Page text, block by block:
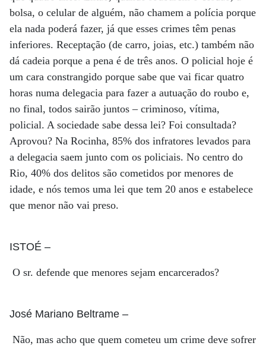
bolsa, o celular de alguém, não chamem a polícia porque
ela nada poderá fazer, já que esses crimes têm penas
inferiores. Receptação (de carro, joias, etc.) também não
dá cadeia porque a pena é de três anos. O policial hoje é
um cara constrangido porque sabe que vai ficar quatro
horas numa delegacia para fazer a autuação do roubo e,
no final, todos sairão juntos – criminoso, vítima,
policial. A sociedade sabe dessa lei? Foi consultada?
Aprovou? Na Rocinha, 85% dos infratores levados para
a delegacia saem junto com os policiais. No centro do
Rio, 40% dos delitos são cometidos por menores de
idade, e nós temos uma lei que tem 20 anos e estabelece
que menor não vai preso.
ISTOÉ –
O sr. defende que menores sejam encarcerados?
José Mariano Beltrame –
Não, mas acho que quem cometeu um crime deve sofrer